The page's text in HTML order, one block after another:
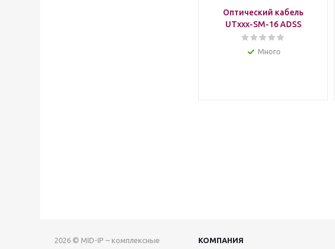
Оптический кабель
UTxxx-SM-16 ADSS
Много
2026 © MID-IP – комплексные
КОМПАНИЯ